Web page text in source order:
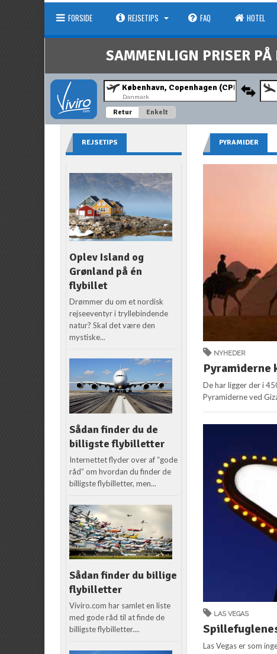
FORSIDE REJSETIPS FAQ HOTEL
SAMMENLIGN PRISER PÅ
Danmark
Retur Enkelt
PYRAMIDER
NYHEDER
De har ligger der i
Pyramiderne ved
LAS VEGAS
Las Vegas er som
REJSETIPS
Oplev Island og
Grønland på én
flybillet
Drømmer du om et nordisk
rejseeventyr i tryllebindende
natur? Skal det være den
mystiske...
Sådan finder du de
billigste flybilletter
Internettet flyder over af “gode
råd” om hvordan du finder de
billigste flybilletter, men...
Sådan finder du billige
flybilletter
Viviro.com har samlet en liste
med gode råd til at finde de
billigste flybilletter....